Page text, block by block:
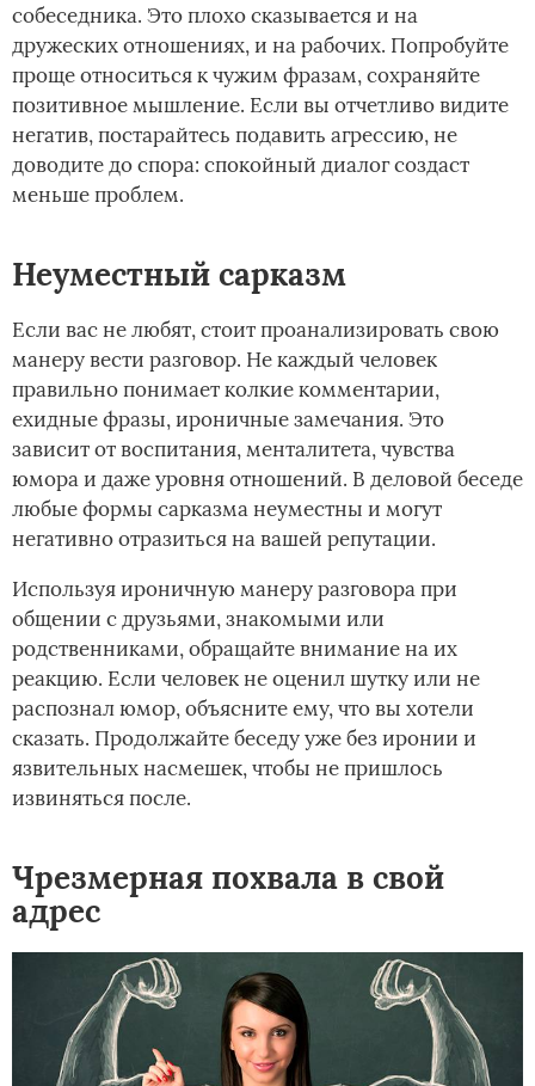
собеседника. Это плохо сказывается и на
дружеских отношениях, и на рабочих. Попробуйте
проще относиться к чужим фразам, сохраняйте
позитивное мышление. Если вы отчетливо видите
негатив, постарайтесь подавить агрессию, не
доводите до спора: спокойный диалог создаст
меньше проблем.
Неуместный сарказм
Если вас не любят, стоит проанализировать свою
манеру вести разговор. Не каждый человек
правильно понимает колкие комментарии,
ехидные фразы, ироничные замечания. Это
зависит от воспитания, менталитета, чувства
юмора и даже уровня отношений. В деловой беседе
любые формы сарказма неуместны и могут
негативно отразиться на вашей репутации.
Используя ироничную манеру разговора при
общении с друзьями, знакомыми или
родственниками, обращайте внимание на их
реакцию. Если человек не оценил шутку или не
распознал юмор, объясните ему, что вы хотели
сказать. Продолжайте беседу уже без иронии и
язвительных насмешек, чтобы не пришлось
извиняться после.
Чрезмерная похвала в свой
адрес